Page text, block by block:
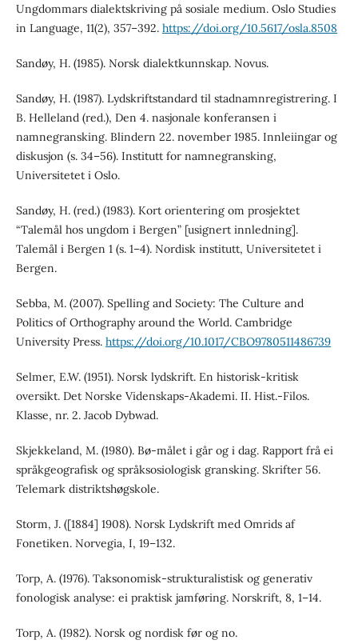
Ungdommars dialektskriving på sosiale medium. Oslo Studies
in Language, 11(2), 357–392. https://doi.org/10.5617/osla.8508
Sandøy, H. (1985). Norsk dialektkunnskap. Novus.
Sandøy, H. (1987). Lydskriftstandard til stadnamnregistrering. I
B. Helleland (red.), Den 4. nasjonale konferansen i
namnegransking. Blindern 22. november 1985. Innleiingar og
diskusjon (s. 34–56). Institutt for namnegransking,
Universitetet i Oslo.
Sandøy, H. (red.) (1983). Kort orientering om prosjektet
“Talemål hos ungdom i Bergen” [usignert innledning].
Talemål i Bergen 1 (s. 1–4). Nordisk institutt, Universitetet i
Bergen.
Sebba, M. (2007). Spelling and Society: The Culture and
Politics of Orthography around the World. Cambridge
University Press. https://doi.org/10.1017/CBO9780511486739
Selmer, E.W. (1951). Norsk lydskrift. En historisk-kritisk
oversikt. Det Norske Videnskaps-Akademi. II. Hist.-Filos.
Klasse, nr. 2. Jacob Dybwad.
Skjekkeland, M. (1980). Bø-målet i går og i dag. Rapport frå ei
språkgeografisk og språksosiologisk gransking. Skrifter 56.
Telemark distriktshøgskole.
Storm, J. ([1884] 1908). Norsk Lydskrift med Omrids af
Fonetiken. Norvegia, I, 19–132.
Torp, A. (1976). Taksonomisk-strukturalistisk og generativ
fonologisk analyse: ei praktisk jamføring. Norskrift, 8, 1–14.
Torp, A. (1982). Norsk og nordisk før og no.